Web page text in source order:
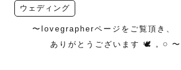
ウェディング
〜lovegrapherページをご覧頂き、
ありがとうございます 🕊 𓈒 𓏸 〜